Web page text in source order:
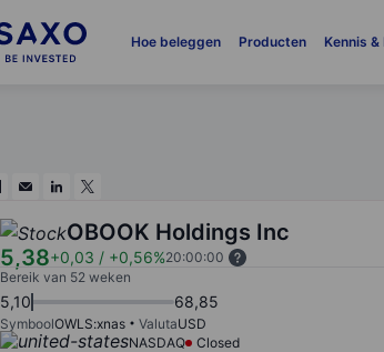
Hoe beleggen Producten Kennis
OBOOK Holdings Inc
5,38+0,03 / +0,56%20:00:00
Bereik van 52 weken
5,10 68,85
SymboolOWLS:xnas ValutaUSD
NASDAQ
Closed